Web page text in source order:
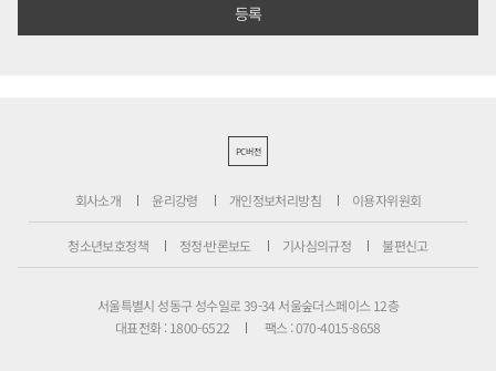
PC버전
회사소개 윤리강령 개인정보처리방침 이용자위원회
청소년보호정책 정정·반론보도 기사심의규정 불편신고
서울특별시 성동구 성수일로 39-34 서울숲더스페이스 12층
대표전화 : 1800-6522
팩스 : 070-4015-8658